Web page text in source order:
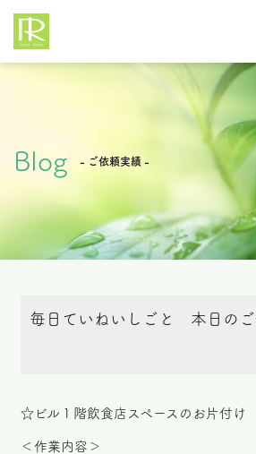
Blog - ご依頼実績 -
毎日ていねいしごと 本日の
☆ビル１階飲食店スペースのお片付け
＜作業内容＞